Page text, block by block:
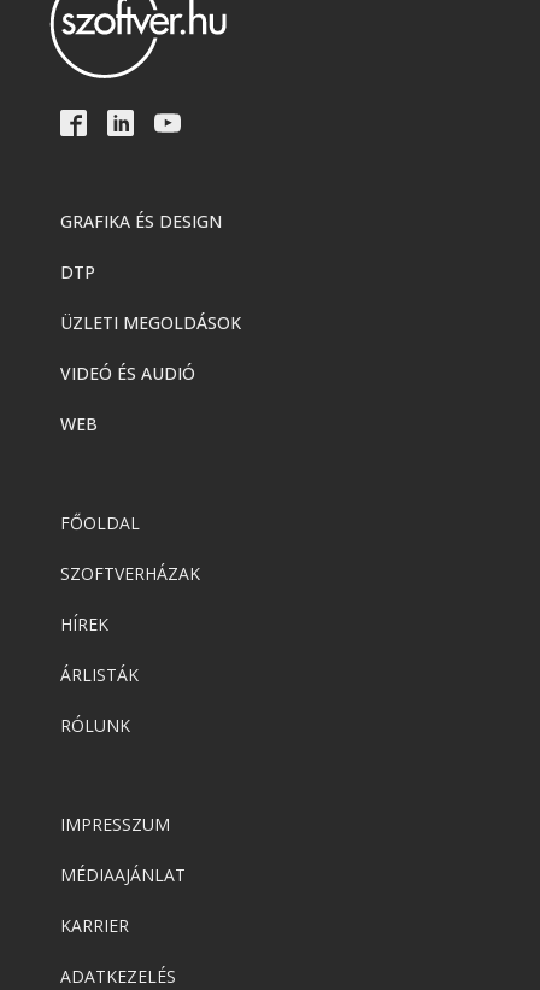
GRAFIKA ÉS DESIGN
DTP
ÜZLETI MEGOLDÁSOK
VIDEÓ ÉS AUDIÓ
WEB
FŐOLDAL
SZOFTVERHÁZAK
HÍREK
ÁRLISTÁK
RÓLUNK
IMPRESSZUM
MÉDIAAJÁNLAT
KARRIER
ADATKEZELÉS